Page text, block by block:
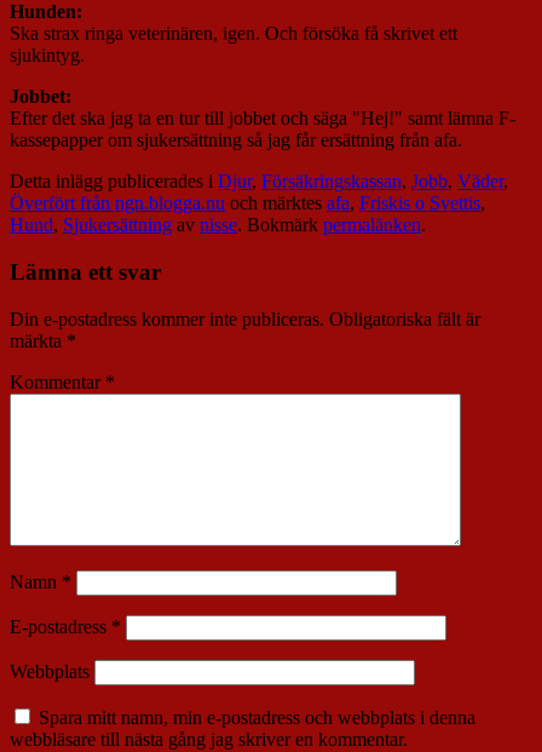
Hunden:
Ska strax ringa veterinären, igen. Och försöka få skrivet ett
sjukintyg.
Jobbet:
Efter det ska jag ta en tur till jobbet och säga "Hej!" samt lämna F-
kassepapper om sjukersättning så jag får ersättning från afa.
Detta inlägg publicerades i Djur, Försäkringskassan, Jobb, Väder,
Överfört från ngn.blogga.nu och märktes afa, Friskis o Svettis,
Hund, Sjukersättning av nisse. Bokmärk permalänken.
Lämna ett svar
Din e-postadress kommer inte publiceras. Obligatoriska fält är
märkta *
Kommentar *
Namn *
E-postadress *
Webbplats
Spara mitt namn, min e-postadress och webbplats i denna
webbläsare till nästa gång jag skriver en kommentar.